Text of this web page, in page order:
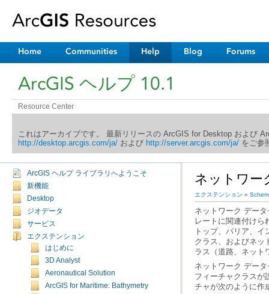
Home Communities Help Blog Forums
ArcGIS ヘルプ 10.1
Resource Center
これはアーカイブです。 最新リリースの ArcGIS for Desktop および
http://desktop.arcgis.com/ja/および http://server.arcgis.com/ja/をご参
ArcGIS ヘルプ ライブラリへようこそ
新機能
Desktop
ジオデータ
サービス
エクステンション
はじめに
3D Analyst
Aeronautical Solution
ArcGIS for Maritime: Bathymetry
ネットワー
エクステンション »
ラス（道路、ネット
チャが次のように作